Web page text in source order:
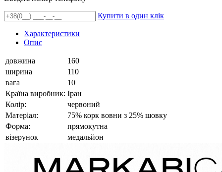
Купити в один клік
Характеристики
Опис
довжина
160
ширина
110
вага
10
Країна виробник: Іран
Колір:
червоний
Матеріал:
75% корк вовни з 25% шовку
Форма:
прямокутна
візерунок
медальйон